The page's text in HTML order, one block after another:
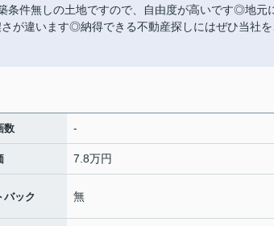
件無しの土地ですので、自由度が高いです◎地元
が違います◎納得できる不動産探しにはぜひ当社
数 -
7.8万円
バック 無